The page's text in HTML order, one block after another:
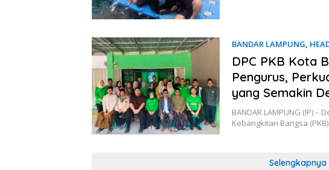
BANDAR LAMPUNG,
DPC PKB Kota
Pengurus,
yang Semakin
BANDAR LAMPUNG (IP) –
Kebangkitan Bangsa
Selengkapnya